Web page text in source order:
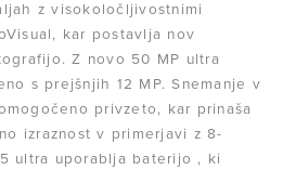
z visokoločljivostnimi
kar postavlja nov
Z novo 50 MP ultra
s prejšnjih 12 MP. Snemanje v
privzeto, kar prinaša
izraznost v primerjavi z 8-
ultra uporablja baterijo , ki